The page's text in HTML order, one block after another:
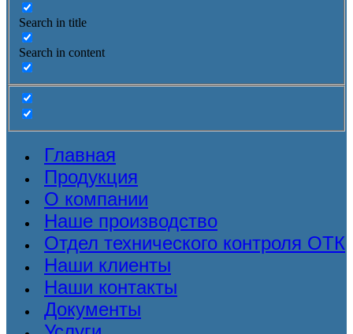
Search in title
Search in content
Главная
Продукция
О компании
Наше производство
Отдел технического контроля ОТК
Наши клиенты
Наши контакты
Документы